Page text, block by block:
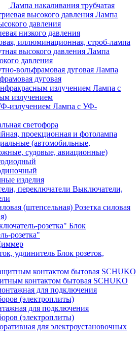
Лампа накаливания трубчатая
Лампа
давления
низкого давления
иллюминационная, строб-лампа
Лампа
давления
Лампа
дуговая
Лампа с
излучением
Лампа с УФ-
светофора
проекционная и фотолампа
(автомобильные,
судовые, авиационные)
изделия
Выключатели,
Розетка силовая
Блок
розетка"
Блок розеток,
контактом бытовая SCHUKO
для подключения
(электроплиты)